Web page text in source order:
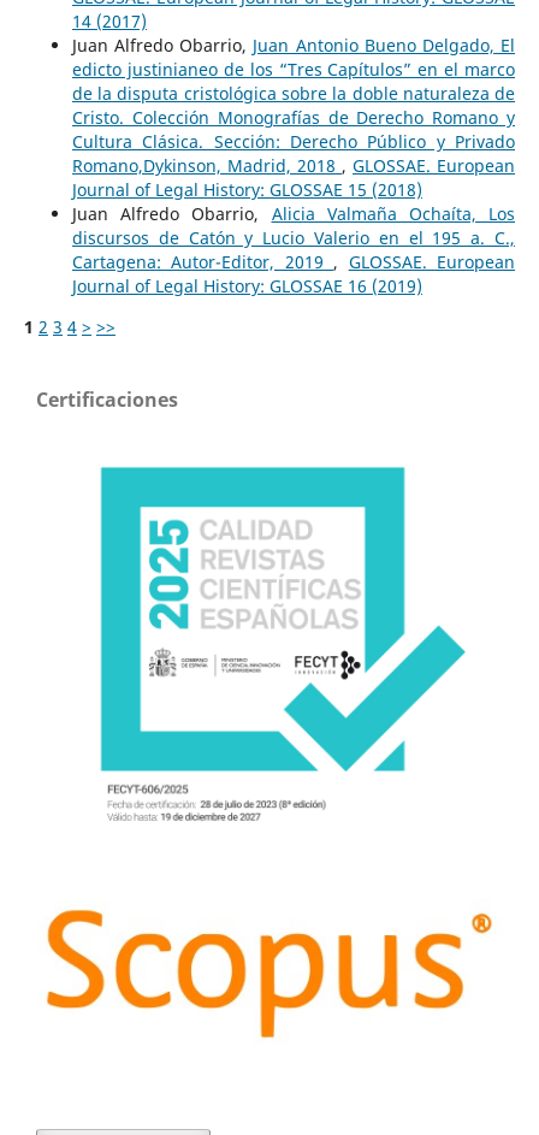
14 (2017)
Juan Alfredo Obarrio, Juan Antonio Bueno Delgado, El
edicto justinianeo de los “Tres Capítulos” en el marco
de la disputa cristológica sobre la doble naturaleza de
Cristo. Colección Monografías de Derecho Romano y
Cultura Clásica. Sección: Derecho Público y Privado
Romano,Dykinson, Madrid, 2018 ,GLOSSAE. European
Journal of Legal History: GLOSSAE 15 (2018)
Juan Alfredo Obarrio, Alicia Valmaña Ochaíta, Los
discursos de Catón y Lucio Valerio en el 195 a. C.,
Cartagena: Autor-Editor, 2019 , GLOSSAE. European
Journal of Legal History: GLOSSAE 16 (2019)
1 2 3 4 > >>
Certificaciones